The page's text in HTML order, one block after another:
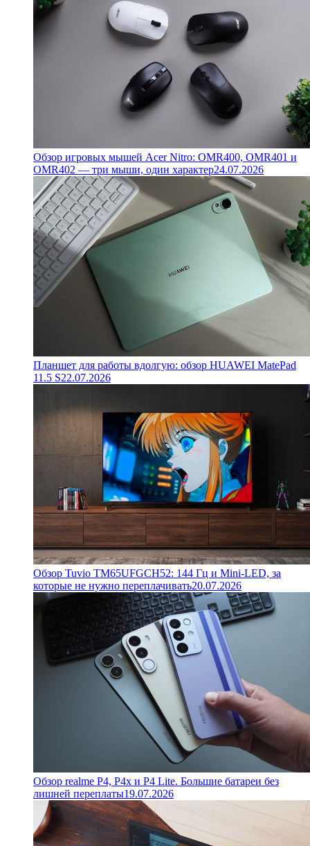
Обзор игровых мышей Acer Nitro: OMR400, OMR401 и
OMR402 — три мыши, один характер24.07.2026
Планшет для работы вдолгую: обзор HUAWEI MatePad
11.5 S22.07.2026
Обзор Tuvio TM65UFGCH52: 144 Гц и Mini-LED, за
которые не нужно переплачивать20.07.2026
Обзор realme P4, P4x и P4 Lite. Большие батареи без
лишней переплаты19.07.2026